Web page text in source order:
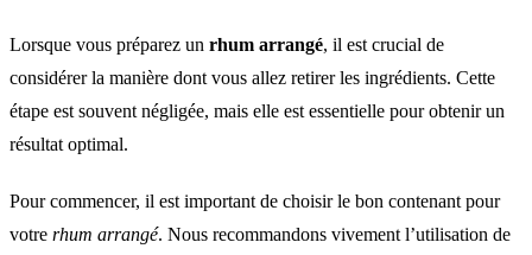
Lorsque vous préparez un rhum arrangé, il est crucial de
considérer la manière dont vous allez retirer les ingrédients. Cette
étape est souvent négligée, mais elle est essentielle pour obtenir un
résultat optimal.
Pour commencer, il est important de choisir le bon contenant pour
votre rhum arrangé. Nous recommandons vivement l’utilisation de